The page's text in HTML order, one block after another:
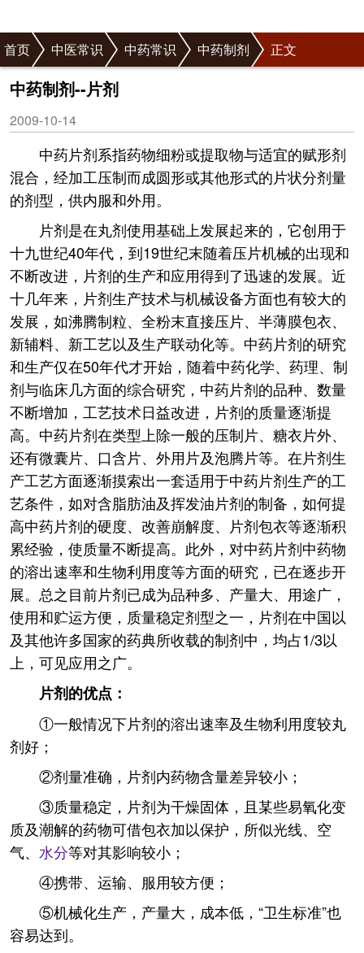
首页 中医常识 中药常识 中药制剂 正文
中药制剂--片剂
2009-10-14
中药片剂系指药物细粉或提取物与适宜的赋形剂
混合，经加工压制而成圆形或其他形式的片状分剂量
的剂型，供内服和外用。
片剂是在丸剂使用基础上发展起来的，它创用于
十九世纪40年代，到19世纪末随着压片机械的出现和
不断改进，片剂的生产和应用得到了迅速的发展。近
十几年来，片剂生产技术与机械设备方面也有较大的
发展，如沸腾制粒、全粉末直接压片、半薄膜包衣、
新辅料、新工艺以及生产联动化等。中药片剂的研究
和生产仅在50年代才开始，随着中药化学、药理、制
剂与临床几方面的综合研究，中药片剂的品种、数量
不断增加，工艺技术日益改进，片剂的质量逐渐提
高。中药片剂在类型上除一般的压制片、糖衣片外、
还有微囊片、口含片、外用片及泡腾片等。在片剂生
产工艺方面逐渐摸索出一套适用于中药片剂生产的工
艺条件，如对含脂肪油及挥发油片剂的制备，如何提
高中药片剂的硬度、改善崩解度、片剂包衣等逐渐积
累经验，使质量不断提高。此外，对中药片剂中药物
的溶出速率和生物利用度等方面的研究，已在逐步开
展。总之目前片剂已成为品种多、产量大、用途广，
使用和贮运方便，质量稳定剂型之一，片剂在中国以
及其他许多国家的药典所收载的制剂中，均占1/3以
上，可见应用之广。
片剂的优点：
①一般情况下片剂的溶出速率及生物利用度较丸
剂好；
②剂量准确，片剂内药物含量差异较小；
③质量稳定，片剂为干燥固体，且某些易氧化变
质及潮解的药物可借包衣加以保护，所似光线、空
气、 水分等对其影响较小；
④携带、运输、服用较方便；
⑤机械化生产，产量大，成本低，“卫生标准”也
容易达到。